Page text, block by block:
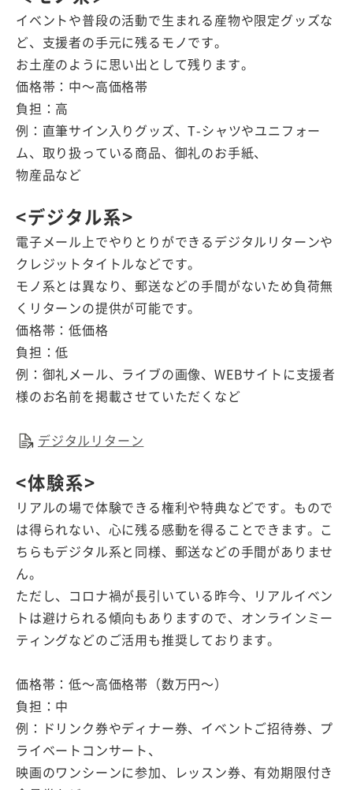
イベントや普段の活動で生まれる産物や限定グッズな
ど、支援者の手元に残るモノです。
お土産のように思い出として残ります。
価格帯：中〜高価格帯
負担：高
例：直筆サイン入りグッズ、T-シャツやユニフォー
ム、取り扱っている商品、御礼のお手紙、
物産品など
<デジタル系>
電子メール上でやりとりができるデジタルリターンや
クレジットタイトルなどです。
モノ系とは異なり、郵送などの手間がないため負荷無
くリターンの提供が可能です。
価格帯：低価格
負担：低
例：御礼メール、ライブの画像、WEBサイトに支援者
様のお名前を掲載させていただくなど
デジタルリターン
<体験系>
リアルの場で体験できる権利や特典などです。もので
は得られない、心に残る感動を得ることできます。こ
ちらもデジタル系と同様、郵送などの手間がありませ
ん。
ただし、コロナ禍が長引いている昨今、リアルイベン
トは避けられる傾向もありますので、オンラインミー
ティングなどのご活用も推奨しております。
価格帯：低〜高価格帯（数万円〜）
負担：中
例：ドリンク券やディナー券、イベントご招待券、プ
ライベートコンサート、
映画のワンシーンに参加、レッスン券、有効期限付き